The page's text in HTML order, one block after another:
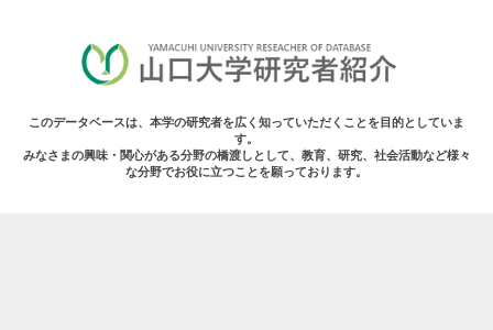
このデータベースは、本学の研究者を広く知っていただくことを目的としていま
す。
みなさまの興味・関心がある分野の橋渡しとして、教育、研究、社会活動など様々
な分野でお役に立つことを願っております。